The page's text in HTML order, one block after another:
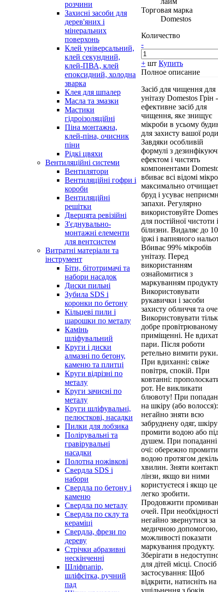
розчини
Захисні засоби для
дерев'яних і
мінеральних
поверхонь
Клей універсальний,
клей секундний,
клей-ПВА, клей
епоксидний, холодна
зварка
Клея для шпалер
Масла та змазки
Мастики
гідроізоляційні
Піна монтажна,
клей-піна, очисник
піни
Рідкі цвяхи
Вентиляційні системи
Вентилятори
Вентиляційні гофри і
короби
Вентиляційні
решітки
Дверцята ревізійні
З'єднувально-
монтажні елементи
для вентсистем
Витратні матеріали та
інструмент
Біти, бітотримачі та
набори насадок
Диски пильні
Зубила SDS і
коронки по бетону
Кільцеві пили і
шарошки по металу
Камінь
шліфувальний
Круги і диски
алмазні по бетону,
каменю та плитці
Круги відрізні по
металу
Круги зачисні по
металу
Круги шліфувальні,
пелюсткові, насадки
Пилки для лобзика
Полірувальні та
гравірувальні
насадки
Полотна ножівкові
Свердла SDS і
набори
Свердла по бетону і
каменю
Свердла по металу
Свердла по склу та
кераміці
Свердла, фрези по
дереву
Стрічки абразивні
нескінченні
Шліфпапір,
шліфсітка, ручний
пад
Торговая марка
Domestos
Количество
-
+ шт Купить
Полное описание
Засіб для чищення для
унітазу Domestos Грін
ефективне засіб для
чищення, яке знищує
мікроби в усьому
для захисту вашої
Завдяки особливій
формулі з
ефектом і чистять
компонентами
вбиває всі відомі
максимально отчищает
бруд і усуває
запахи. Регулярно
використовуйте
для постійної чистоти і
білизни. Видаляє до
іржі і вапняного
Вбиває 99% мікробів
унітазу. Перед
використанням
ознайомитися з
маркуванням
Використовувати
рукавички і засоби
захисту обличчя та
Використовувати
добре провітрюваному
приміщенні. Не
пари. Після роботи
ретельно вимити руки.
При вдиханні: свіже
повітря, спокій. При
ковтанні:
рот. Не викликати
блювоту! При
на шкіру (або волосся):
негайно зняти всю
забруднену одяг, шкіру
промити водою або
душем. При
очі: обережно промити
водою протягом
хвилин. Зняти
лінзи, якщо ви ними
користуєтеся і якщо це
легко зробити.
Продовжити
очей. При необхідності
негайно звернутися за
медичною
можливості показати
маркування продукту.
Зберігати в
для дітей місці. Спосіб
застосування: Щоб
відкрити, натисніть на
ущільнення з боків